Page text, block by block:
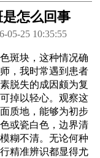
怎么回事
05-25 10:35:55
斑块，这种情况确
，我时常遇到患者
脱失的成因颇为复
掉以轻心。观察这
质地，能够为初步
或瓷白色，边界清
糊不清。无论何种
精准辨识都显得尤